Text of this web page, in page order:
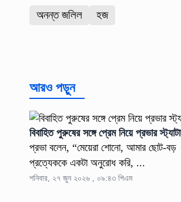
অনন্ত জলিল হজ
আরও পড়ুন
বিবাহিত পুরুষের সঙ্গে প্রেম নিয়ে প্রভার
প্রভা বলেন, “মেয়েরা শোনো, আমার ছোট-বড়
প্রত্যেককে একটা অনুরোধ করি, ...
শনিবার, ২৭ জুন ২০২৬ , ০৯:৪৩ পিএম